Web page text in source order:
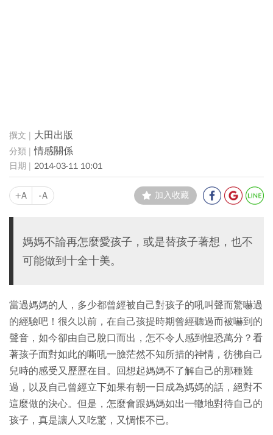
大田出版
情感關係
2014-03-11 10:01
+A -A 加入收藏
媽媽不論再怎麼愛孩子，或是替孩子著想，也不
可能做到十全十美。
當過媽媽的人，多少都曾經被自己對孩子的吼叫聲而驚嚇過
的經驗吧！很久以前，在自己孩提時期曾經聽過而被嚇到的
聲音，如今卻由自己脫口而出，怎不令人感到惶恐萬分？看
著孩子面對如此的嘶吼一臉茫然不知所措的神情，彷彿自己
兒時的感受又歷歷在目。回想起媽媽不了解自己的那種難
過，以及自己曾經立下如果有朝一日成為媽媽的話，絕對不
這麼做的決心。但是，怎麼會跟媽媽如出一轍地對待自己的
孩子，真是讓人又吃驚，又惆悵不已。